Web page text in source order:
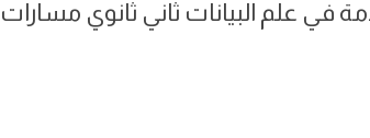
في علم البيانات ثاني ثانوي مسارات ف1